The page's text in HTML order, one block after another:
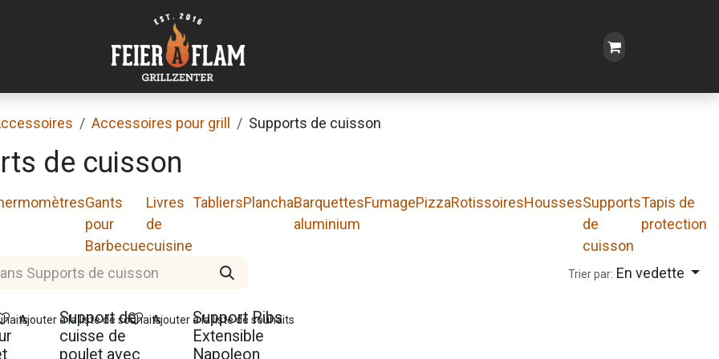
Accessoires pour grill Supports de cuisson
de cuisson
Gants
pour
Barbecue
Livres
de
cuisine
TabliersPlanchaBarquettes
aluminium
FumagePizzaRotissoiresHoussesSupports
de
cuisson
Tapis de
protection
Trier par: En vedette
Support de
cuisse de
poulet avec
Ajouter à la liste de souhaits
Support Ribs
Extensible
Napoleon
Ajouter à la liste de souhaits